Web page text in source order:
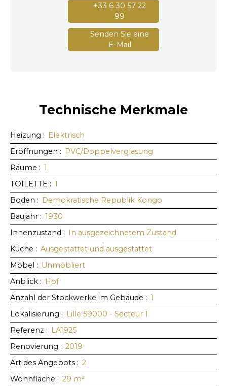
+33 6 30 57 22
99
Senden Sie eine
E-Mail
Technische Merkmale
Heizung : Elektrisch
Eröffnungen : PVC/Doppelverglasung
Räume : 1
TOILETTE : 1
Boden : Demokratische Republik Kongo
Baujahr : 1930
Innenzustand : In ausgezeichnetem Zustand
Küche : Ausgestattet und ausgestattet
Möbel : Unmöbliert
Anblick : Hof
Anzahl der Stockwerke im Gebäude : 1
Lokalisierung : Lille 59000 - Secteur 1
Referenz : LA1925
Renovierung : 2019
Art des Angebots : 2
Wohnfläche : 29 m²